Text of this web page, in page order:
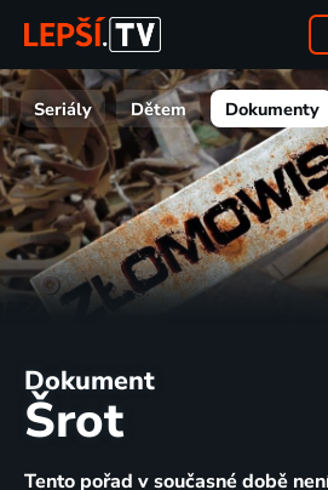
Seriály Dětem Dokumenty
Dokument
Šrot
Tento pořad v současné době